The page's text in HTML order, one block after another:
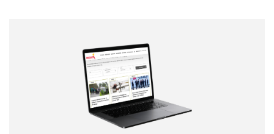
Correo electrónico
Tipo de comentario